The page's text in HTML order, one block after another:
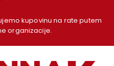
kupovinu na rate putem
organizacije.